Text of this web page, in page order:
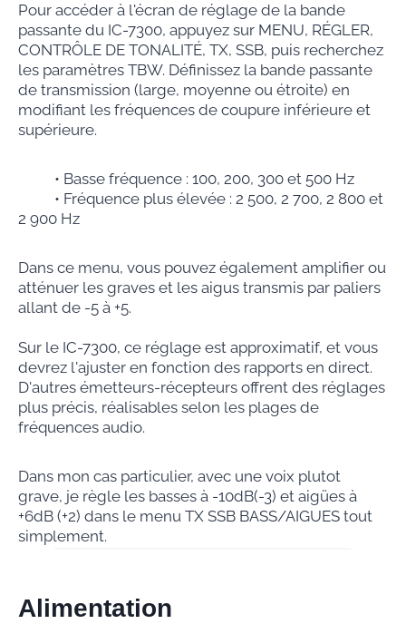
Pour accéder à l'écran de réglage de la bande
passante du IC-7300, appuyez sur MENU, RÉGLER,
CONTRÔLE DE TONALITÉ, TX, SSB, puis recherchez
les paramètres TBW. Définissez la bande passante
de transmission (large, moyenne ou étroite) en
modifiant les fréquences de coupure inférieure et
supérieure.
• Basse fréquence : 100, 200, 300 et 500 Hz
• Fréquence plus élevée : 2 500, 2 700, 2 800 et
2 900 Hz
Dans ce menu, vous pouvez également amplifier ou
atténuer les graves et les aigus transmis par paliers
allant de -5 à +5.
Sur le IC-7300, ce réglage est approximatif, et vous
devrez l'ajuster en fonction des rapports en direct.
D'autres émetteurs-récepteurs offrent des réglages
plus précis, réalisables selon les plages de
fréquences audio.
Dans mon cas particulier, avec une voix plutot
grave, je règle les basses à -10dB(-3) et aigües à
+6dB (+2) dans le menu TX SSB BASS/AIGUES tout
simplement.
Alimentation